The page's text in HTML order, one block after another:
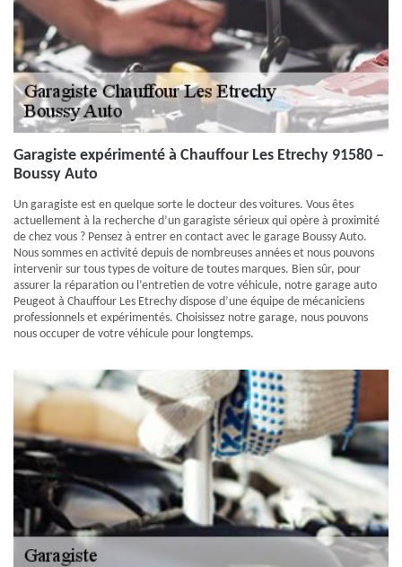
Garagiste expérimenté à Chauffour Les Etrechy 91580 –
Boussy Auto
Un garagiste est en quelque sorte le docteur des voitures. Vous êtes
actuellement à la recherche d’un garagiste sérieux qui opère à proximité
de chez vous ? Pensez à entrer en contact avec le garage Boussy Auto.
Nous sommes en activité depuis de nombreuses années et nous pouvons
intervenir sur tous types de voiture de toutes marques. Bien sûr, pour
assurer la réparation ou l’entretien de votre véhicule, notre garage auto
Peugeot à Chauffour Les Etrechy dispose d’une équipe de mécaniciens
professionnels et expérimentés. Choisissez notre garage, nous pouvons
nous occuper de votre véhicule pour longtemps.